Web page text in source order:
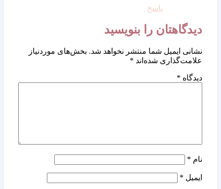
پاسخ
دیدگاهتان را بنویسید
نشانی ایمیل شما منتشر نخواهد شد. بخش‌های موردنیاز
علامت‌گذاری شده‌اند *
دیدگاه *
نام *
ایمیل *